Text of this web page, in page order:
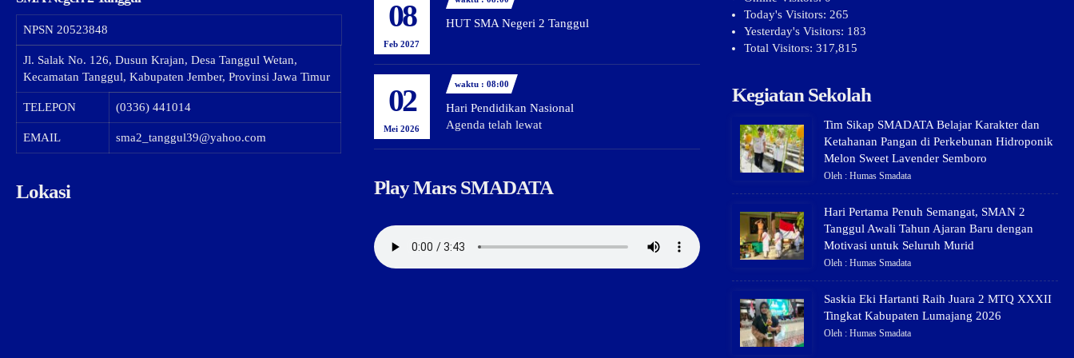
NPSN 20523848
Jl. Salak No. 126, Dusun Krajan, Desa Tanggul Wetan,
Kecamatan Tanggul, Kabupaten Jember, Provinsi Jawa Timur
TELEPON (0336) 441014
EMAIL sma2_tanggul39@yahoo.com
Lokasi
08
Feb 2027
HUT SMA Negeri 2 Tanggul
02
Mei 2026
waktu : 08:00
Hari Pendidikan Nasional
Agenda telah lewat
Play Mars SMADATA
Today's Visitors: 265
Yesterday's Visitors: 183
Total Visitors: 317,815
Kegiatan Sekolah
Tim Sikap SMADATA Belajar Karakter dan
Ketahanan Pangan di Perkebunan Hidroponik
Melon Sweet Lavender Semboro
Oleh : Humas Smadata
Hari Pertama Penuh Semangat, SMAN 2
Tanggul Awali Tahun Ajaran Baru dengan
Motivasi untuk Seluruh Murid
Oleh : Humas Smadata
Saskia Eki Hartanti Raih Juara 2 MTQ XXXII
Tingkat Kabupaten Lumajang 2026
Oleh : Humas Smadata